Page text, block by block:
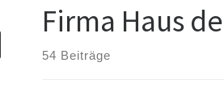
Firma Haus
54 Beiträge